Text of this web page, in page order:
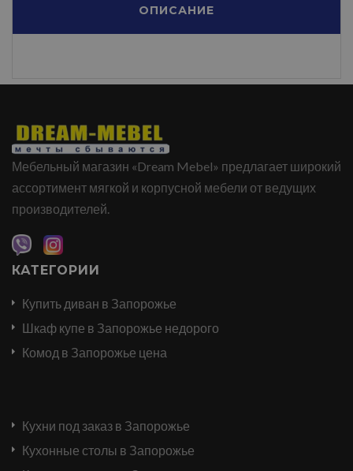
ОПИСАНИЕ
Мебельный магазин «Dream Mebel» предлагает широкий
ассортимент мягкой и корпусной мебели от ведущих
производителей.
КАТЕГОРИИ
Купить диван в Запорожье
Шкаф купе в Запорожье недорого
Комод в Запорожье цена
Кухни под заказ в Запорожье
Кухонные столы в Запорожье